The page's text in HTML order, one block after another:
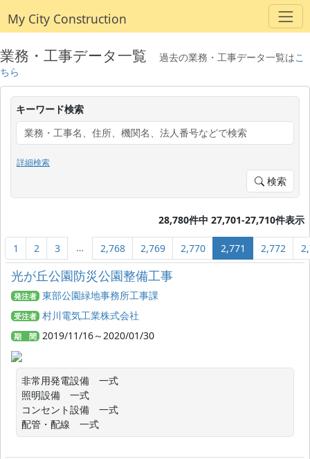
My City Construction
業務・工事データ一覧 過去の業務・工事データ一覧はこ
ちら
キーワード検索
詳細検索
検索
28,780件中 27,701-27,710件表示
1 2 3 … 2,768 2,769 2,770 2,771 2,772
光が丘公園防災公園整備工事
発注者 東部公園緑地事務所工事課
受注者 村川電気工業株式会社
期 間 2019/11/16～2020/01/30
非常用発電設備　一式
照明設備　一式
コンセント設備　一式
配管・配線　一式